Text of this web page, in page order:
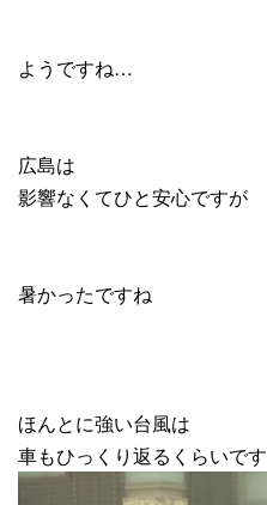
ようですね…
広島は
影響なくてひと安心ですが
暑かったですね
ほんとに強い台風は
車もひっくり返るくらいです